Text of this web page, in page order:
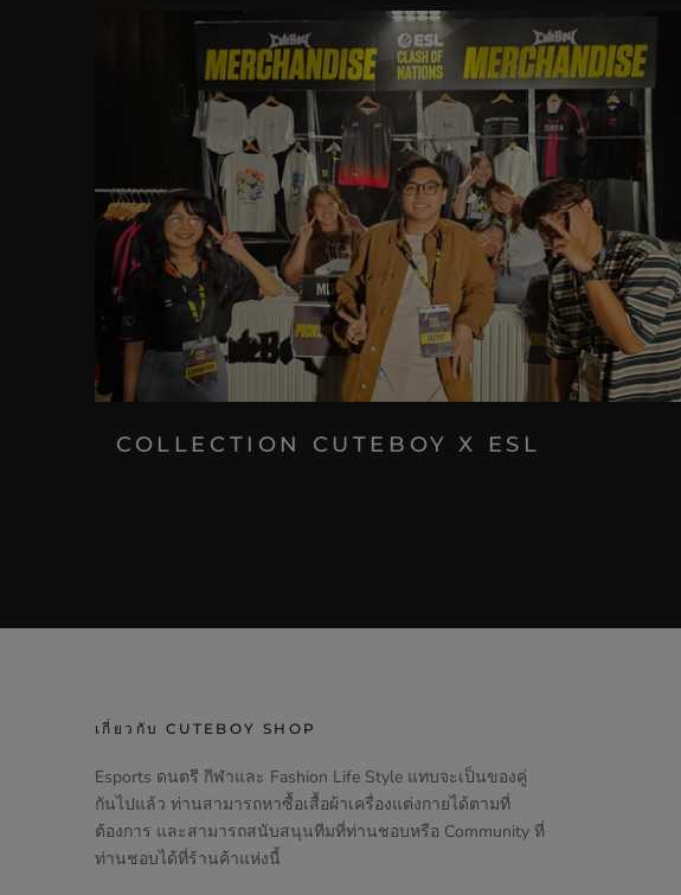
COLLECTION CUTEBOY X ESL
เกี่ยวกับ CUTEBOY SHOP
Esports ดนตรี กีฬาและ Fashion Life Style แทบจะเป็นของคู่
กันไปแล้ว ท่านสามารถหาซื้อเสื้อผ้าเครื่องแต่งกายได้ตามที่
ต้องการ และสามารถสนับสนุนทีมที่ท่านชอบหรือ Community ที่
ท่านชอบได้ที่ร้านค้าแห่งนี้